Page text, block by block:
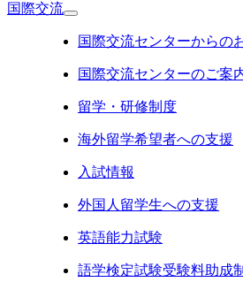
国際交流
国際交流センターからの
国際交流センターのご案
留学・研修制度
海外留学希望者への支援
入試情報
外国人留学生への支援
英語能力試験
語学検定試験受験料助成